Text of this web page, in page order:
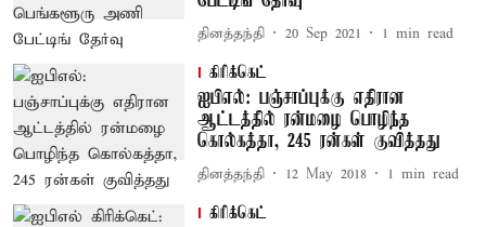
தினத்தந்தி 20 Sep 2021 1 min read
கிரிக்கெட்
ஐபிஎல்: பஞ்சாப்புக்கு எதிரான
ஆட்டத்தில் ரன்மழை பொழிந்த
கொல்கத்தா, 245 ரன்கள் குவித்தது
தினத்தந்தி 12 May 2018 1 min read
கிரிக்கெட்